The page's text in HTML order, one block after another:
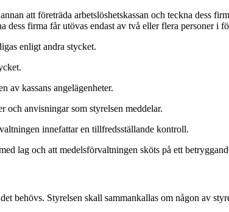
att företräda arbetslöshetskassan och teckna dess
dess firma får utövas endast av två eller flera personer i
enligt andra stycket.
av kassans angelägenheter.
och anvisningar som styrelsen meddelar.
innefattar en tillfredsställande kontroll.
lag och att medelsförvaltningen sköts på ett
behövs. Styrelsen skall sammankallas om någon av